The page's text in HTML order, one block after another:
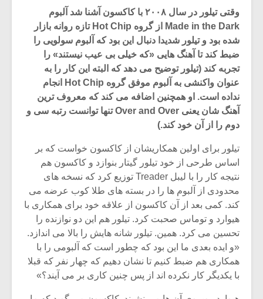
وقتی تیلور در سال ۲۰۰۸ با کاکسون آشنا شد آلبوم
Made in the Dark از گروه Hot Chip تازه روانه بازار
شده بود و تیلور شدیدا دنبال این بود که آلبوم سولویی را
ضبط کند تا آهنگ هایی «که خیلی بی عیب نیستند» را
تجربه کند (تیلور توضیح می دهد که البته این کار را به
عنوان واکنشی به آلبوم موفق گروه Hot Chip انجام
نداده است. او همچنین اضافه می کند که معروف ترین
آهنگ شان یعنی Over and Over تنها توانست رتبه سی و
دوم را از آن خود کند.)
تیلور برای اولین همکاریشان از کاکسون خواست که بر
اساس طرحی از خود تیلور گیتار بنوازد و کاکسون هم
نتیجه کار را با لیبل Treader توزیع کرد که نسخه های
محدودی از آلبوم ها را در بسته های طلا کوب عرضه می
کند. کمی بعد از آن کاکسون از علاقه خود برای همکاری با
هیوارد و توماس صحبت کرد. تیلور هم این دو نوازنده را
تحسین می کرد. همین. تیلور شانه هایش را بالا می اندازد.
«و ایده بعدی ما این بود که چطور است که آلبومی را با
همکاری هم ضبط کنیم تا نشان دهیم که چهار نفر که قبلا
با یکدیگر کار نکرده اند از پس چنین کاری بر می آیند؟»